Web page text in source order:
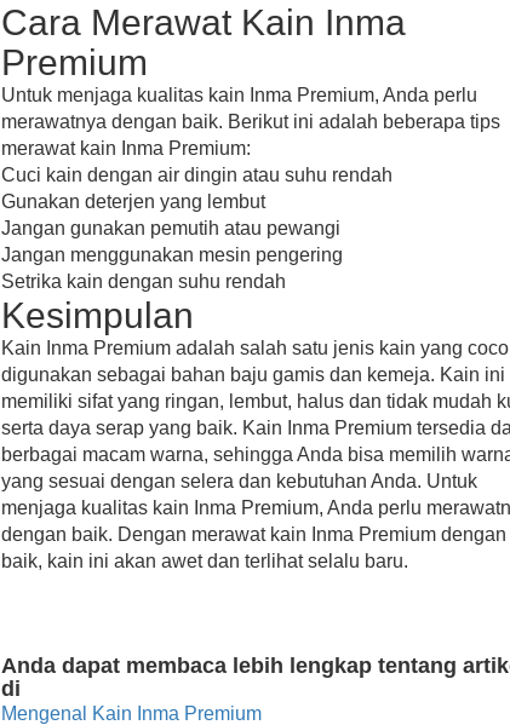
Cara Merawat Kain Inma
Premium
Untuk menjaga kualitas kain Inma Premium, Anda perlu
merawatnya dengan baik. Berikut ini adalah beberapa tips
merawat kain Inma Premium:
Cuci kain dengan air dingin atau suhu rendah
Gunakan deterjen yang lembut
Jangan gunakan pemutih atau pewangi
Jangan menggunakan mesin pengering
Setrika kain dengan suhu rendah
Kesimpulan
Kain Inma Premium adalah salah satu jenis kain yang
digunakan sebagai bahan baju gamis dan kemeja. Kain ini
memiliki sifat yang ringan, lembut, halus dan tidak mudah
serta daya serap yang baik. Kain Inma Premium tersedia
berbagai macam warna, sehingga Anda bisa memilih
yang sesuai dengan selera dan kebutuhan Anda. Untuk
menjaga kualitas kain Inma Premium, Anda perlu
dengan baik. Dengan merawat kain Inma Premium dengan
baik, kain ini akan awet dan terlihat selalu baru.
Anda dapat membaca lebih lengkap tentang
di
Mengenal Kain Inma Premium